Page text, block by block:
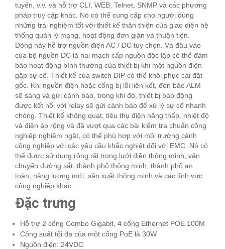
tuyến, v.v. và hỗ trợ CLI, WEB, Telnet, SNMP và các phương
pháp truy cập khác. Nó có thể cung cấp cho người dùng
những trải nghiệm tốt với thiết kế thân thiện của giao diện hệ
thống quản lý mạng, hoạt động đơn giản và thuận tiện.
Dòng này hỗ trợ nguồn điện AC / DC tùy chọn. Và đầu vào
của bộ nguồn DC là hai mạch cấp nguồn độc lập có thể đảm
bảo hoạt động bình thường của thiết bị khi một nguồn điện
gặp sự cố. Thiết kế của switch DIP có thể khôi phục cài đặt
gốc. Khi nguồn điện hoặc cổng bị lỗi liên kết, đèn báo ALM
sẽ sáng và gửi cảnh báo, trong khi đó, thiết bị báo động
được kết nối với relay sẽ gửi cảnh báo để xử lý sự cố nhanh
chóng. Thiết kế không quạt, tiêu thụ điện năng thấp, nhiệt độ
và điện áp rộng và đã vượt qua các bài kiểm tra chuẩn công
nghiệp nghiêm ngặt, có thể phù hợp với môi trường cảnh
công nghiệp với các yêu cầu khắc nghiệt đối với EMC. Nó có
thể được sử dụng rộng rãi trong lưới điện thông minh, vận
chuyển đường sắt, thành phố thông minh, thành phố an
toàn, năng lượng mới, sản xuất thông minh và các lĩnh vực
công nghiệp khác.
Đặc trưng
Hỗ trợ 2 cổng Combo Gigabit, 4 cổng Ethernet POE 100M
Công suất tối đa của một cổng PoE là 30W
Nguồn điện: 24VDC